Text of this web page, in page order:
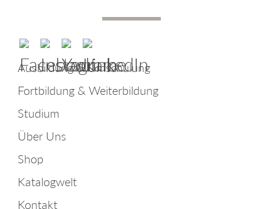
Ausbildung & Umschulung
Fortbildung & Weiterbildung
Studium
Über Uns
Shop
Katalogwelt
Kontakt